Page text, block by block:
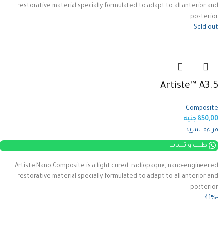
restorative material specially formulated to adapt to all anterior and
posterior
Sold out
Artiste™ A3.5
Composite
850,00 جنيه
قراءة المزيد
اطلب واتساب
Artiste Nano Composite is a light cured, radiopaque, nano-engineered
restorative material specially formulated to adapt to all anterior and
posterior
-41%